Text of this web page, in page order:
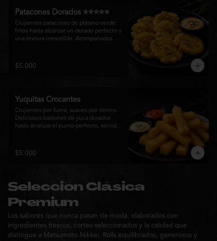
Patacones Dorados ⭐⭐⭐⭐⭐
Crujientes patacones de plátano verde,
fritos hasta alcanzar un dorado perfecto y
una textura irresistible. Acompañados de
disfrutar como entrada con el auténtico
sabor de la cocina nikkei.
$5.000
Yuquitas Crocantes
Crujientes por fuera, suaves por dentro.
Deliciosos bastones de yuca dorados
hasta alcanzar el punto perfecto, servidos
compartir o complementar cualquier
experiencia Matsumoto Nikkei.
$5.000
Selección Clásica
Premium
Los sabores que nunca pasan de moda, elaborados con
ingredientes frescos, cortes seleccionados y la calidad que
distingue a Matsumoto Nikkei. Rolls equilibrados, generosos y